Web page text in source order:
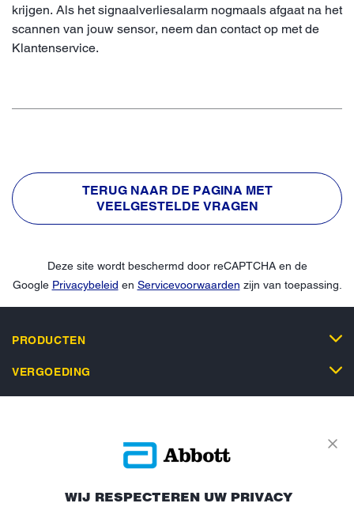
krijgen. Als het signaalverliesalarm nogmaals afgaat na het
scannen van jouw sensor, neem dan contact op met de
Klantenservice.
TERUG NAAR DE PAGINA MET
VEELGESTELDE VRAGEN
Deze site wordt beschermd door reCAPTCHA en de
Google Privacybeleid en Servicevoorwaarden zijn van toepassing.
PRODUCTEN
VERGOEDING
WIJ RESPECTEREN UW PRIVACY